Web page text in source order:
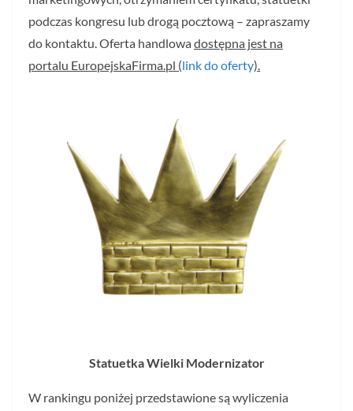
podczas kongresu lub drogą pocztową – zapraszamy
do kontaktu. Oferta handlowadostępna jest na
portalu EuropejskaFirma.pl (link do oferty).
Statuetka Wielki Modernizator
W rankingu poniżej przedstawione są wyliczenia